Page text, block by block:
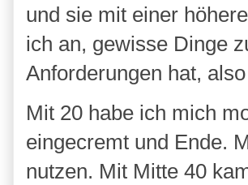
und sie mit einer
ich an, gewisse Dinge
Anforderungen hat,
Mit 20 habe ich mich
eingecremt und Ende.
nutzen. Mit Mitte 40